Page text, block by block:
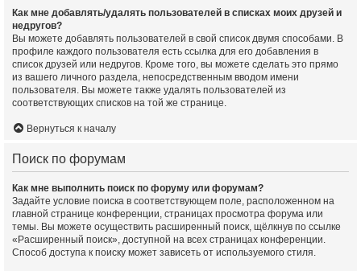
Как мне добавлять/удалять пользователей в списках моих друзей и
недругов?
Вы можете добавлять пользователей в свой список двумя способами. В
профиле каждого пользователя есть ссылка для его добавления в
список друзей или недругов. Кроме того, вы можете сделать это прямо
из вашего личного раздела, непосредственным вводом имени
пользователя. Вы можете также удалять пользователей из
соответствующих списков на той же странице.
Вернуться к началу
Поиск по форумам
Как мне выполнить поиск по форуму или форумам?
Задайте условие поиска в соответствующем поле, расположенном на
главной странице конференции, страницах просмотра форума или
темы. Вы можете осуществить расширенный поиск, щёлкнув по ссылке
«Расширенный поиск», доступной на всех страницах конференции.
Способ доступа к поиску может зависеть от используемого стиля.